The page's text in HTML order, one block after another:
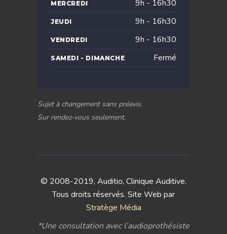
MERCREDI 9h - 16h30
JEUDI 9h - 16h30
VENDREDI 9h - 16h30
SAMEDI - DIMANCHE Fermé
Sujet à changement sans préavis.
Sur rendez-vous seulement.
© 2008-2019, Auditio, Clinique Auditive.
Tous droits réservés. Site Web par
Stratège Média
*Une consultation avec l’audioprothésiste